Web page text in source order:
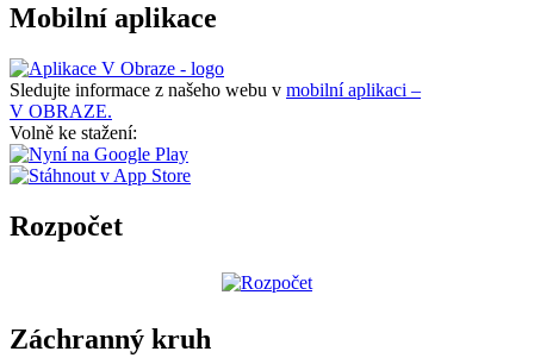
Mobilní aplikace
Sledujte informace z našeho webu v mobilní aplikaci –
V OBRAZE.
Volně ke stažení:
Rozpočet
Záchranný kruh